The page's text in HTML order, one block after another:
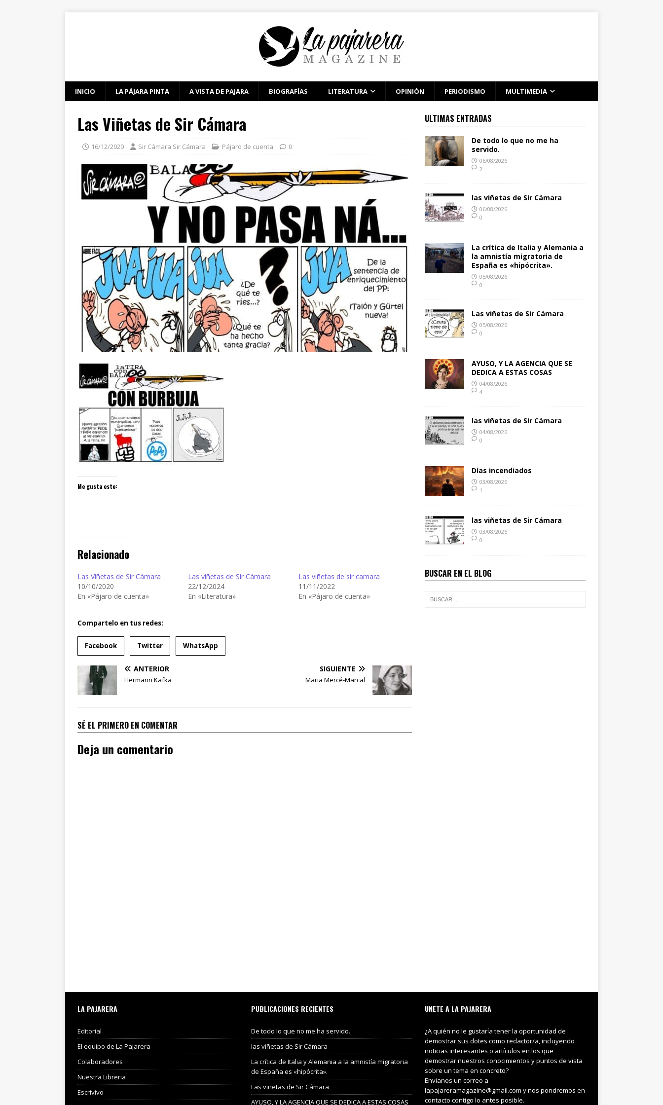
INICIO LA PÁJARA PINTA A VISTA DE PAJARA BIOGRAFÍAS LITERATURA OPINIÓN PERIODISMO MULTIMEDIA
Las Viñetas de Sir Cámara
16/12/2020 Sir Cámara Sir Cámara Pájaro de cuenta 0
Me gusta esto:
Relacionado
Las Viñetas de Sir Cámara
10/10/2020
En «Pájaro de cuenta»
Las viñetas de Sir Cámara
22/12/2024
En «Literatura»
Las viñetas de sir camara
11/11/2022
En «Pájaro de cuenta»
Compartelo en tus redes:
Facebook Twitter WhatsApp
ANTERIOR
Hermann Kafka
SIGUIENTE
Maria Mercé-Marcal
SÉ EL PRIMERO EN COMENTAR
Deja un comentario
ULTIMAS ENTRADAS
De todo lo que no me ha
servido.
06/08/2026
2
las viñetas de Sir Cámara
06/08/2026
0
La crítica de Italia y Alemania a
la amnistía migratoria de
España es «hipócrita».
05/08/2026
0
Las viñetas de Sir Cámara
05/08/2026
0
AYUSO, Y LA AGENCIA QUE SE
DEDICA A ESTAS COSAS
04/08/2026
4
las viñetas de Sir Cámara
04/08/2026
0
Días incendiados
03/08/2026
1
las viñetas de Sir Cámara
03/08/2026
0
BUSCAR EN EL BLOG
LA PAJARERA
Editorial
El equipo de La Pajarera
Colaboradores
Nuestra Libreria
Escrivivo
PUBLICACIONES RECIENTES
De todo lo que no me ha servido.
las viñetas de Sir Cámara
La crítica de Italia y Alemania a la amnistía migratoria
de España es «hipócrita».
Las viñetas de Sir Cámara
AYUSO, Y LA AGENCIA QUE SE DEDICA A ESTAS COSAS
UNETE A LA PAJARERA
¿A quién no le gustaría tener la oportunidad de
demostrar sus dotes como redactor/a, incluyendo
noticias interesantes o artículos en los que
demostrar nuestros conocimientos y puntos de vista
sobre un tema en concreto?
Envianos un correo a
lapajareramagazine@gmail.com y nos pondremos en
contacto contigo lo antes posible.